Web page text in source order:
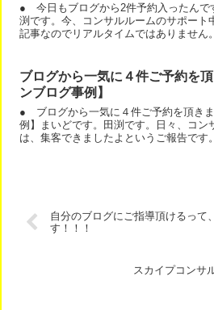
● 今日もブログから2件予約入ったんで
渕です。今、コンサルルームのサポート
記事なのでリアルタイムではありません
ブログから一気に４件ご予約を
ンブログ事例】
● ブログから一気に４件ご予約を頂き
例】まいどです。田渕です。日々、コン
は、集客できましたよというご報告です
自分のブログにご指導頂けるって
す！！！
スカイプコンサ